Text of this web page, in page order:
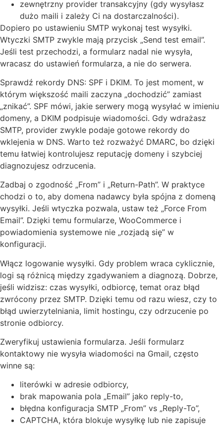
zewnętrzny provider transakcyjny (gdy wysyłasz
dużo maili i zależy Ci na dostarczalności).
Dopiero po ustawieniu SMTP wykonaj test wysyłki.
Wtyczki SMTP zwykle mają przycisk „Send test email”.
Jeśli test przechodzi, a formularz nadal nie wysyła,
wracasz do ustawień formularza, a nie do serwera.
Sprawdź rekordy DNS: SPF i DKIM. To jest moment, w
którym większość maili zaczyna „dochodzić” zamiast
„znikać”. SPF mówi, jakie serwery mogą wysyłać w imieniu
domeny, a DKIM podpisuje wiadomości. Gdy wdrażasz
SMTP, provider zwykle podaje gotowe rekordy do
wklejenia w DNS. Warto też rozważyć DMARC, bo dzięki
temu łatwiej kontrolujesz reputację domeny i szybciej
diagnozujesz odrzucenia.
Zadbaj o zgodność „From” i „Return-Path”. W praktyce
chodzi o to, aby domena nadawcy była spójna z domeną
wysyłki. Jeśli wtyczka pozwala, ustaw też „Force From
Email”. Dzięki temu formularze, WooCommerce i
powiadomienia systemowe nie „rozjadą się” w
konfiguracji.
Włącz logowanie wysyłki. Gdy problem wraca cyklicznie,
logi są różnicą między zgadywaniem a diagnozą. Dobrze,
jeśli widzisz: czas wysyłki, odbiorcę, temat oraz błąd
zwrócony przez SMTP. Dzięki temu od razu wiesz, czy to
błąd uwierzytelniania, limit hostingu, czy odrzucenie po
stronie odbiorcy.
Zweryfikuj ustawienia formularza. Jeśli formularz
kontaktowy nie wysyła wiadomości na Gmail, często
winne są:
literówki w adresie odbiorcy,
brak mapowania pola „Email” jako reply-to,
błędna konfiguracja SMTP „From” vs „Reply-To”,
CAPTCHA, która blokuje wysyłkę lub nie zapisuje